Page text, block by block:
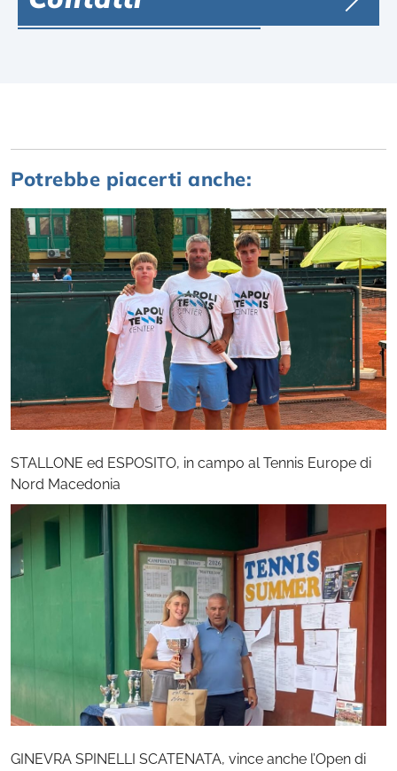
Potrebbe piacerti anche:
STALLONE ed ESPOSITO, in campo al Tennis Europe di
Nord Macedonia
GINEVRA SPINELLI SCATENATA, vince anche l’Open di